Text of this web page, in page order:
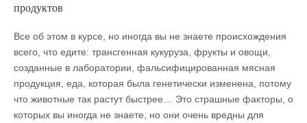
продуктов
Все об этом в курсе, но иногда вы не знаете происхождения
всего, что едите: трансгенная кукуруза, фрукты и овощи,
созданные в лаборатории, фальсифицированная мясная
продукция, еда, которая была генетически изменена, потому
что животные так растут быстрее… Это страшные факторы, о
которых вы иногда не знаете, но они очень вредны для